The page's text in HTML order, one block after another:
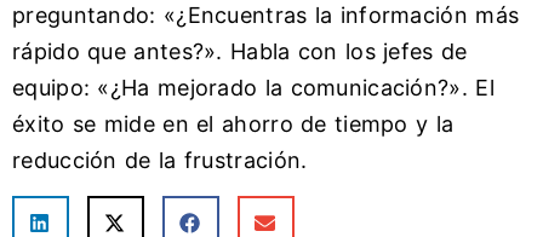
preguntando: «¿Encuentras la información más
rápido que antes?». Habla con los jefes de
equipo: «¿Ha mejorado la comunicación?». El
éxito se mide en el ahorro de tiempo y la
reducción de la frustración.